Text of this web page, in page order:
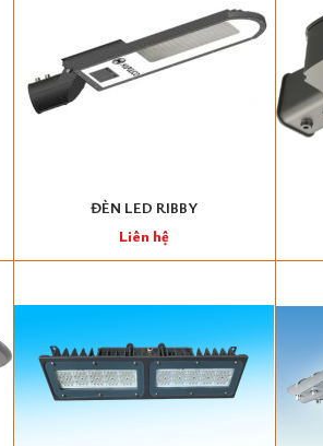
ĐÈN LED RIBBY
Liên hệ